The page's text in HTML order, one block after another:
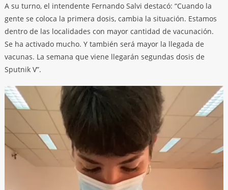
A su turno, el intendente Fernando Salvi destacó: “Cuando la
gente se coloca la primera dosis, cambia la situación. Estamos
dentro de las localidades con mayor cantidad de vacunación.
Se ha activado mucho. Y también será mayor la llegada de
vacunas. La semana que viene llegarán segundas dosis de
Sputnik V”.
Reproductor
de
video